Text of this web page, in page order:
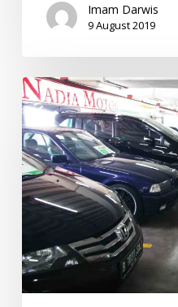
Imam Darwis
9 August 2019
Sentra
Otomotif
di
Blok
M
Square